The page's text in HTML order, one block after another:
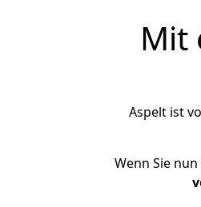
Mit
Aspelt ist
Wenn Sie